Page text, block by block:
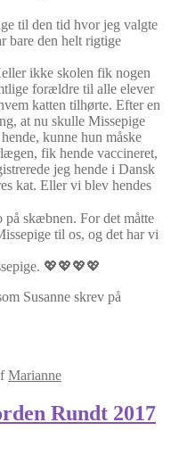
til den tid hvor jeg valgte
bare den helt rigtige
ikke skolen fik nogen
forældre til alle elever
katten tilhørte. Efter en
at nu skulle Missepige
kunne hun måske
fik hende vaccineret,
jeg hende i Dansk
kat. Eller vi blev hendes
skæbnen. For det måtte
til os, og det har vi
💖💖💖💖
Susanne skrev på
Marianne
Rundt 2017